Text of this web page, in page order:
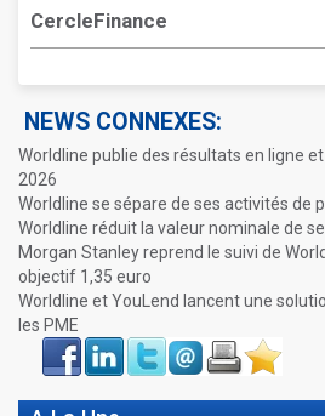
CercleFinance
NEWS CONNEXES:
Worldline publie des résultats en ligne
2026
Worldline se sépare de ses activités de
Worldline réduit la valeur nominale de
Morgan Stanley reprend le suivi de
objectif 1,35 euro
Worldline et YouLend lancent une
les PME
Face
book
LinkIn Twitter Envoyer ImprimerFavoris